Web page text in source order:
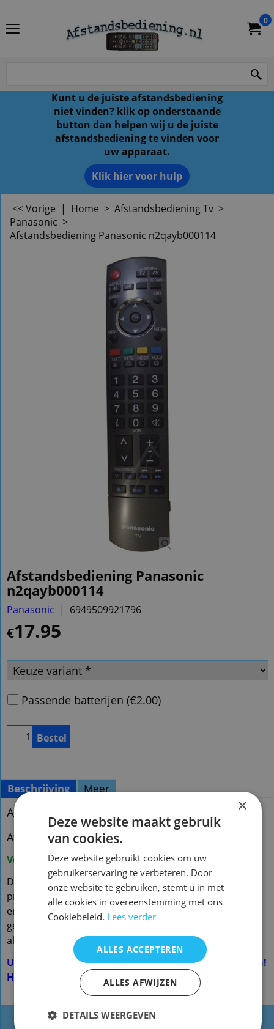
0
Kunt u de juiste afstandsbediening
niet vinden? klik op onderstaande
button dan helpen wij u de juiste
afstandsbediening te vinden voor
uw apparaat.
Klik hier voor hulp
<< Vorige | Home > Afstandsbediening Tv >
Panasonic >
Afstandsbediening Panasonic n2qayb000114
Afstandsbediening Panasonic
n2qayb000114
Panasonic 6949509921796
€17.95
Passende batterijen (€2.00)
Bestel
Beschrijving Meer
Afstandsbediening Panasonic n2qayb000114
Afstandsbediening Panasonic n2qayb000114
Voorraad nieuw vervangend : 12
De vervangende is een kopie van de originele met
precies dezelfde functies
en hetzelfde uiterlijk en is speciaal voor dit model
gemaakt en werkt ook
alleen op dit merk en model. ( zie foto 2 )
U hoeft de afstandsbediening NIET te programmeren!
Het werkt direct
×
Deze website maakt gebruik
van cookies.
Deze website gebruikt cookies om uw
gebruikerservaring te verbeteren. Door
onze website te gebruiken, stemt u in met
alle cookies in overeenstemming met ons
Cookiebeleid. Lees verder
ALLES ACCEPTEREN
ALLES AFWIJZEN
DETAILS WEERGEVEN